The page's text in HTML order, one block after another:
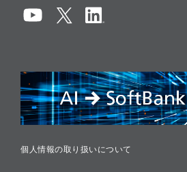
コンプライアンス
リスクマネジメント
税務に対する取り組み
採用情報
個人情報の取り扱いについて